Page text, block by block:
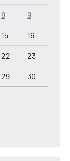
8 9
15 16
22 23
29 30